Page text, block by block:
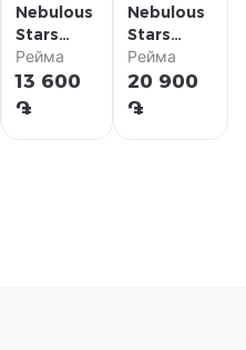
Nebulous
Stars
Плюшевая
поясная
сумка
Рейма
13 600
֏
Nebulous
Stars
Плюшевый
рюкзак
Nebulous
Рейма
20 900
֏